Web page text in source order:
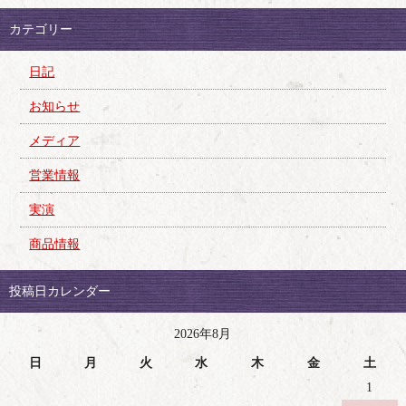
カテゴリー
日記
お知らせ
メディア
営業情報
実演
商品情報
投稿日カレンダー
2026年8月
日 月 火 水 木 金
土
1